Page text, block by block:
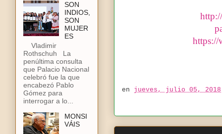
https://
en jueves, julio 05, 2018
SON
INDIOS,
SON
MUJER
ES
Vladimir
Rothschuh La
penúltima consulta
que Palacio Nacional
celebró fue la que
encabezó Pablo
Gómez para
interrogar a lo...
MONSI
VÁIS